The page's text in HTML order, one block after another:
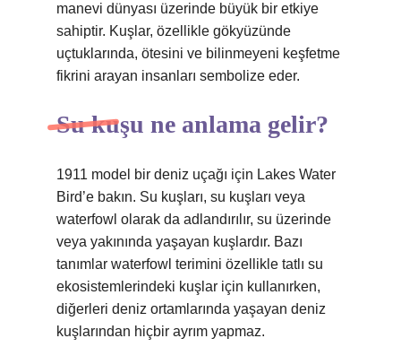
manevi dünyası üzerinde büyük bir etkiye
sahiptir. Kuşlar, özellikle gökyüzünde
uçtuklarında, ötesini ve bilinmeyeni keşfetme
fikrini arayan insanları sembolize eder.
Su kuşu ne anlama gelir?
1911 model bir deniz uçağı için Lakes Water
Bird’e bakın. Su kuşları, su kuşları veya
waterfowl olarak da adlandırılır, su üzerinde
veya yakınında yaşayan kuşlardır. Bazı
tanımlar waterfowl terimini özellikle tatlı su
ekosistemlerindeki kuşlar için kullanırken,
diğerleri deniz ortamlarında yaşayan deniz
kuşlarından hiçbir ayrım yapmaz.